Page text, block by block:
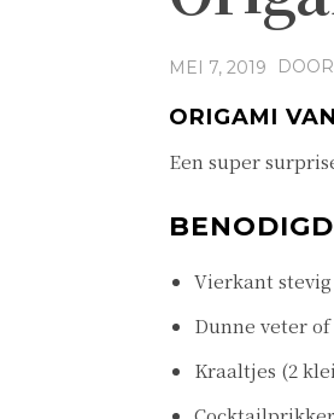
MEI 7, 2019 DOOR
ORIGAMI
Een super
Vierkant
Dunne veter
Kraaltjes (2